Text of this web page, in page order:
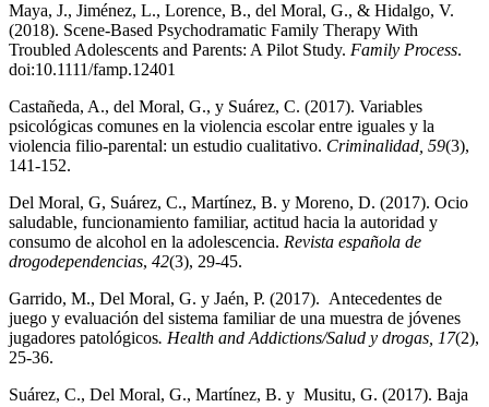
Maya, J., Jiménez, L., Lorence, B., del Moral, G., & Hidalgo, V.
(2018). Scene-Based Psychodramatic Family Therapy With
Troubled Adolescents and Parents: A Pilot Study. Family Process.
doi:10.1111/famp.12401
Castañeda, A., del Moral, G., y Suárez, C. (2017). Variables
psicológicas comunes en la violencia escolar entre iguales y la
violencia filio-parental: un estudio cualitativo. Criminalidad, 59(3),
141-152.
Del Moral, G, Suárez, C., Martínez, B. y Moreno, D. (2017). Ocio
saludable, funcionamiento familiar, actitud hacia la autoridad y
consumo de alcohol en la adolescencia. Revista española de
drogodependencias, 42(3), 29-45.
Garrido, M., Del Moral, G. y Jaén, P. (2017). Antecedentes de
juego y evaluación del sistema familiar de una muestra de jóvenes
jugadores patológicos. Health and Addictions/Salud y drogas, 17(2),
25-36.
Suárez, C., Del Moral, G., Martínez, B. y Musitu, G. (2017). Baja